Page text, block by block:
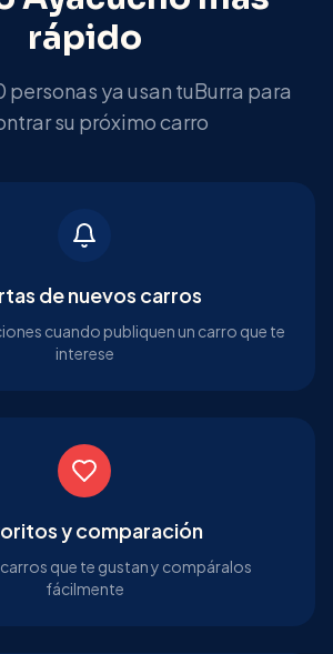
rápido
personas ya usan tuBurra para
su próximo carro
de nuevos carros
cuando publiquen un carro que te
interese
y comparación
que te gustan y compáralos
fácilmente